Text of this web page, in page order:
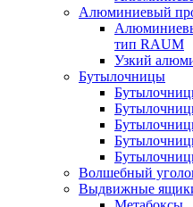
Алюминиевый
тип RAUM
Узкий
Бутылочницы
Волшебный
Выдвижные